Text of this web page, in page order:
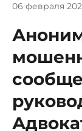
06 февраля